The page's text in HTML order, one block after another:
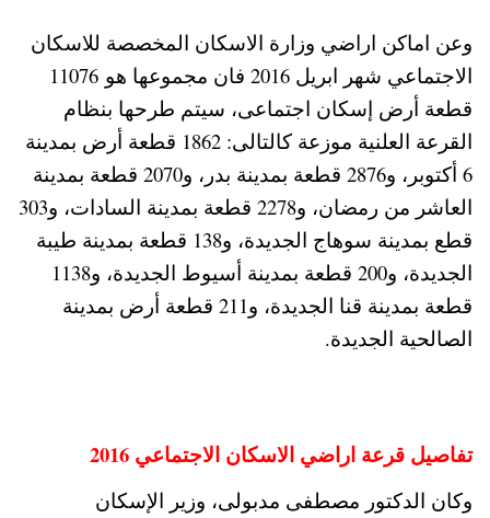
وعن اماكن اراضي وزارة الاسكان المخصصة للاسكان
الاجتماعي شهر ابريل 2016 فان مجموعها هو 11076
قطعة أرض إسكان اجتماعى، سيتم طرحها بنظام
القرعة العلنية موزعة كالتالى: 1862 قطعة أرض بمدينة
6 أكتوبر، و2876 قطعة بمدينة بدر، و2070 قطعة بمدينة
العاشر من رمضان، و2278 قطعة بمدينة السادات، و303
قطع بمدينة سوهاج الجديدة، و138 قطعة بمدينة طيبة
الجديدة، و200 قطعة بمدينة أسيوط الجديدة، و1138
قطعة بمدينة قنا الجديدة، و211 قطعة أرض بمدينة
الصالحية الجديدة.
تفاصيل قرعة اراضي الاسكان الاجتماعي 2016
وكان الدكتور مصطفى مدبولى، وزير الإسكان